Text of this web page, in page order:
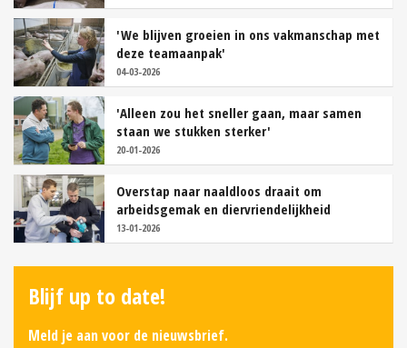
'We blijven groeien in ons vakmanschap met
deze teamaanpak'
04-03-2026
'Alleen zou het sneller gaan, maar samen
staan we stukken sterker'
20-01-2026
Overstap naar naaldloos draait om
arbeidsgemak en diervriendelijkheid
13-01-2026
Blijf up to date!
Meld je aan voor de nieuwsbrief.